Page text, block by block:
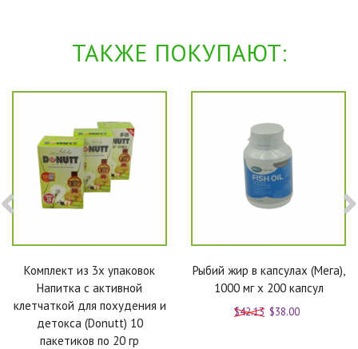
ТАКЖЕ ПОКУПАЮТ:
Комплект из 3х упаковок
Напитка с активной
клетчаткой для похудения и
детокса (Donutt) 10
пакетиков по 20 гр
Рыбий жир в капсулах (Мега),
1000 мг х 200 капсул
$42.13 $38.00